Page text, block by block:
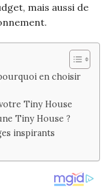
mais aussi de
en choisir
Tiny House
Tiny House ?
inspirants